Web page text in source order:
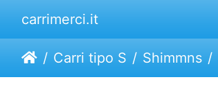
carrimerci.it
Carri tipo S Shimmns